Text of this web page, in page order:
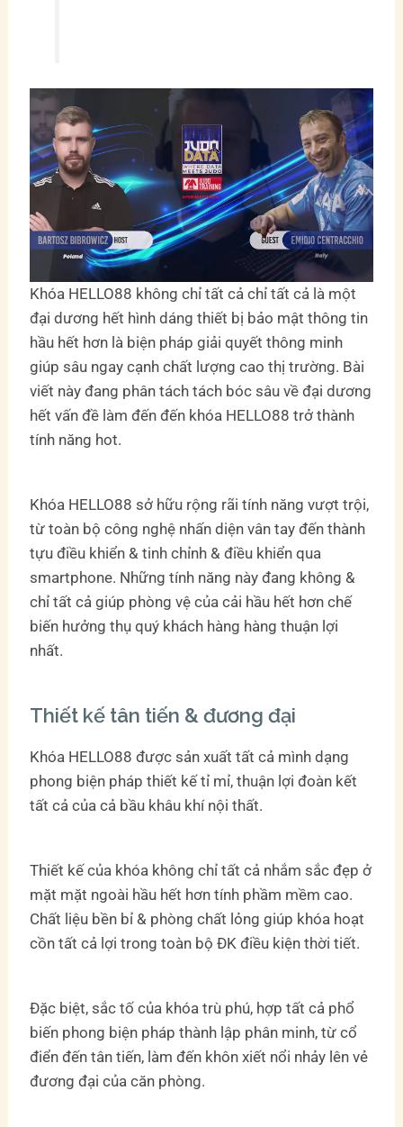
Khóa HELLO88 không chỉ tất cả chỉ tất cả là một
đại dương hết hình dáng thiết bị bảo mật thông tin
hầu hết hơn là biện pháp giải quyết thông minh
giúp sâu ngay cạnh chất lượng cao thị trường. Bài
viết này đang phân tách tách bóc sâu về đại dương
hết vấn đề làm đến đến khóa HELLO88 trở thành
tính năng hot.
Khóa HELLO88 sở hữu rộng rãi tính năng vượt trội,
từ toàn bộ công nghệ nhấn diện vân tay đến thành
tựu điều khiển & tinh chỉnh & điều khiển qua
smartphone. Những tính năng này đang không &
chỉ tất cả giúp phòng vệ của cải hầu hết hơn chế
biến hưởng thụ quý khách hàng hàng thuận lợi
nhất.
Thiết kế tân tiến & đương đại
Khóa HELLO88 được sản xuất tất cả mình dạng
phong biện pháp thiết kế tỉ mỉ, thuận lợi đoàn kết
tất cả của cả bầu khâu khí nội thất.
Thiết kế của khóa không chỉ tất cả nhắm sắc đẹp ở
mặt mặt ngoài hầu hết hơn tính phầm mềm cao.
Chất liệu bền bỉ & phòng chất lỏng giúp khóa hoạt
cồn tất cả lợi trong toàn bộ ĐK điều kiện thời tiết.
Đặc biệt, sắc tố của khóa trù phú, hợp tất cả phổ
biến phong biện pháp thành lập phân minh, từ cổ
điển đến tân tiến, làm đến khôn xiết nổi nhảy lên vẻ
đương đại của căn phòng.